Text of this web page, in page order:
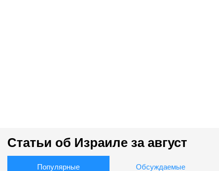
Статьи об Израиле за август
Популярные Обсуждаемые